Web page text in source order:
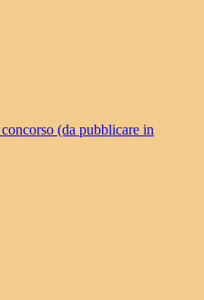
(da pubblicare in